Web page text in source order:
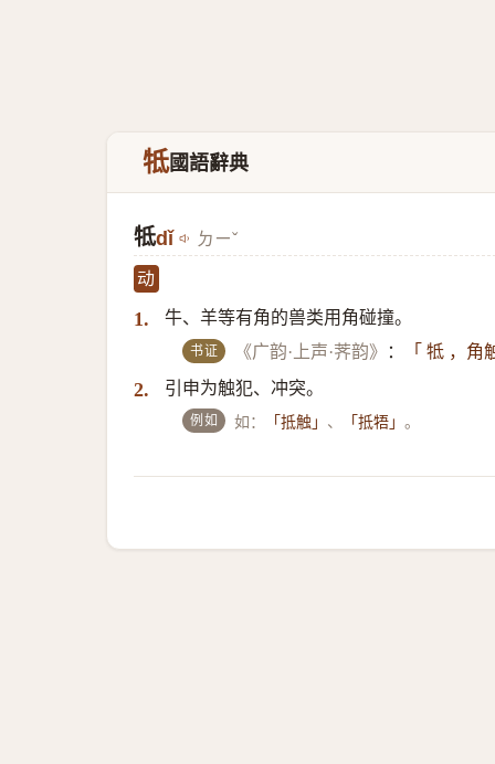
牴國語辭典
牴dǐ ㄉㄧˇ
动
1. 牛、羊等有角的兽类用角碰撞。
书证 《广韵·上声·荠韵》 ： 「 牴 ，角
2. 引申为触犯、冲突。
例如 如： 「抵触」 、 「抵牾」。